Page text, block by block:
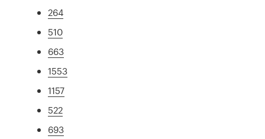
264
510
663
1553
1157
522
693